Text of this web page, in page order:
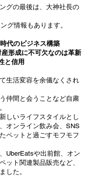
グの最後は、大神社長の
グ情報もあります。
代のビジネス構築
形成に不可欠なのは革新
と信用
生活変容を余儀なくされ
仲間と会うことなど自粛
しいライフスタイルとし
オンライン飲み会、SNS
ペットと過ごすモフモフ
UberEatsや出前館、オン
ット関連製品販売など、
した。